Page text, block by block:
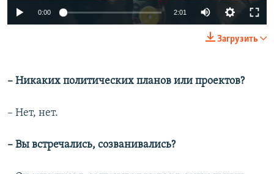
0:00 2:01
Загрузить
– Никаких политических планов или проектов?
– Нет, нет.
– Вы встречались, созванивались?